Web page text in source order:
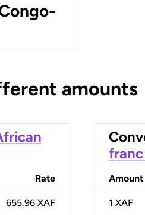
amounts
Rate
655.96 XAF
Amount
1 XAF